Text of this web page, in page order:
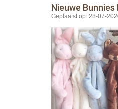
Nieuwe
Geplaatst op: 28-07-